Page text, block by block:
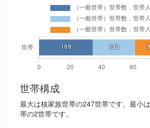
世帯構成
最大は核家族世帯の247世帯です。最小
帯の2世帯です。